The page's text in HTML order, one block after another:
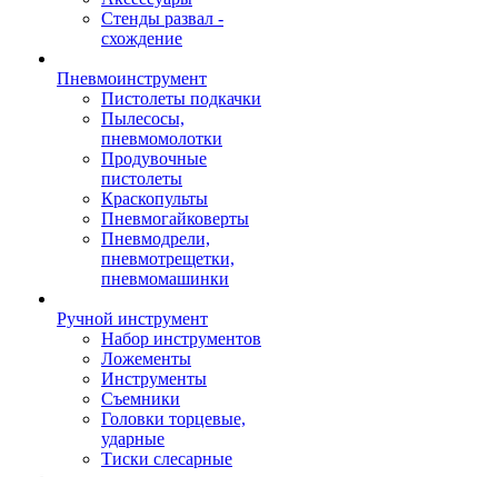
Стенды развал -
схождение
Пневмоинструмент
Пистолеты подкачки
Пылесосы,
пневмомолотки
Продувочные
пистолеты
Краскопульты
Пневмогайковерты
Пневмодрели,
пневмотрещетки,
пневмомашинки
Ручной инструмент
Набор инструментов
Ложементы
Инструменты
Съемники
Головки торцевые,
ударные
Тиски слесарные